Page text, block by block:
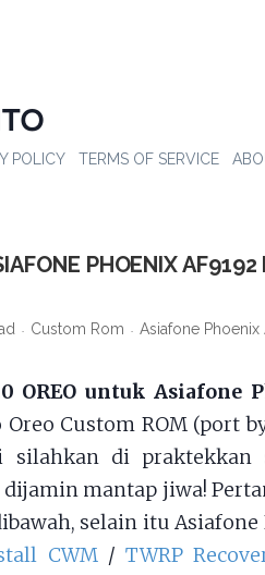
POLICY TERMS OF SERVICE
PHOENIX AF9192
Custom Rom Asiafone Phoenix
OREO untuk Asiafone
Custom ROM (port
silahkan di
dijamin mantap jiwa!
selain itu Asiafone
CWM/TWRP